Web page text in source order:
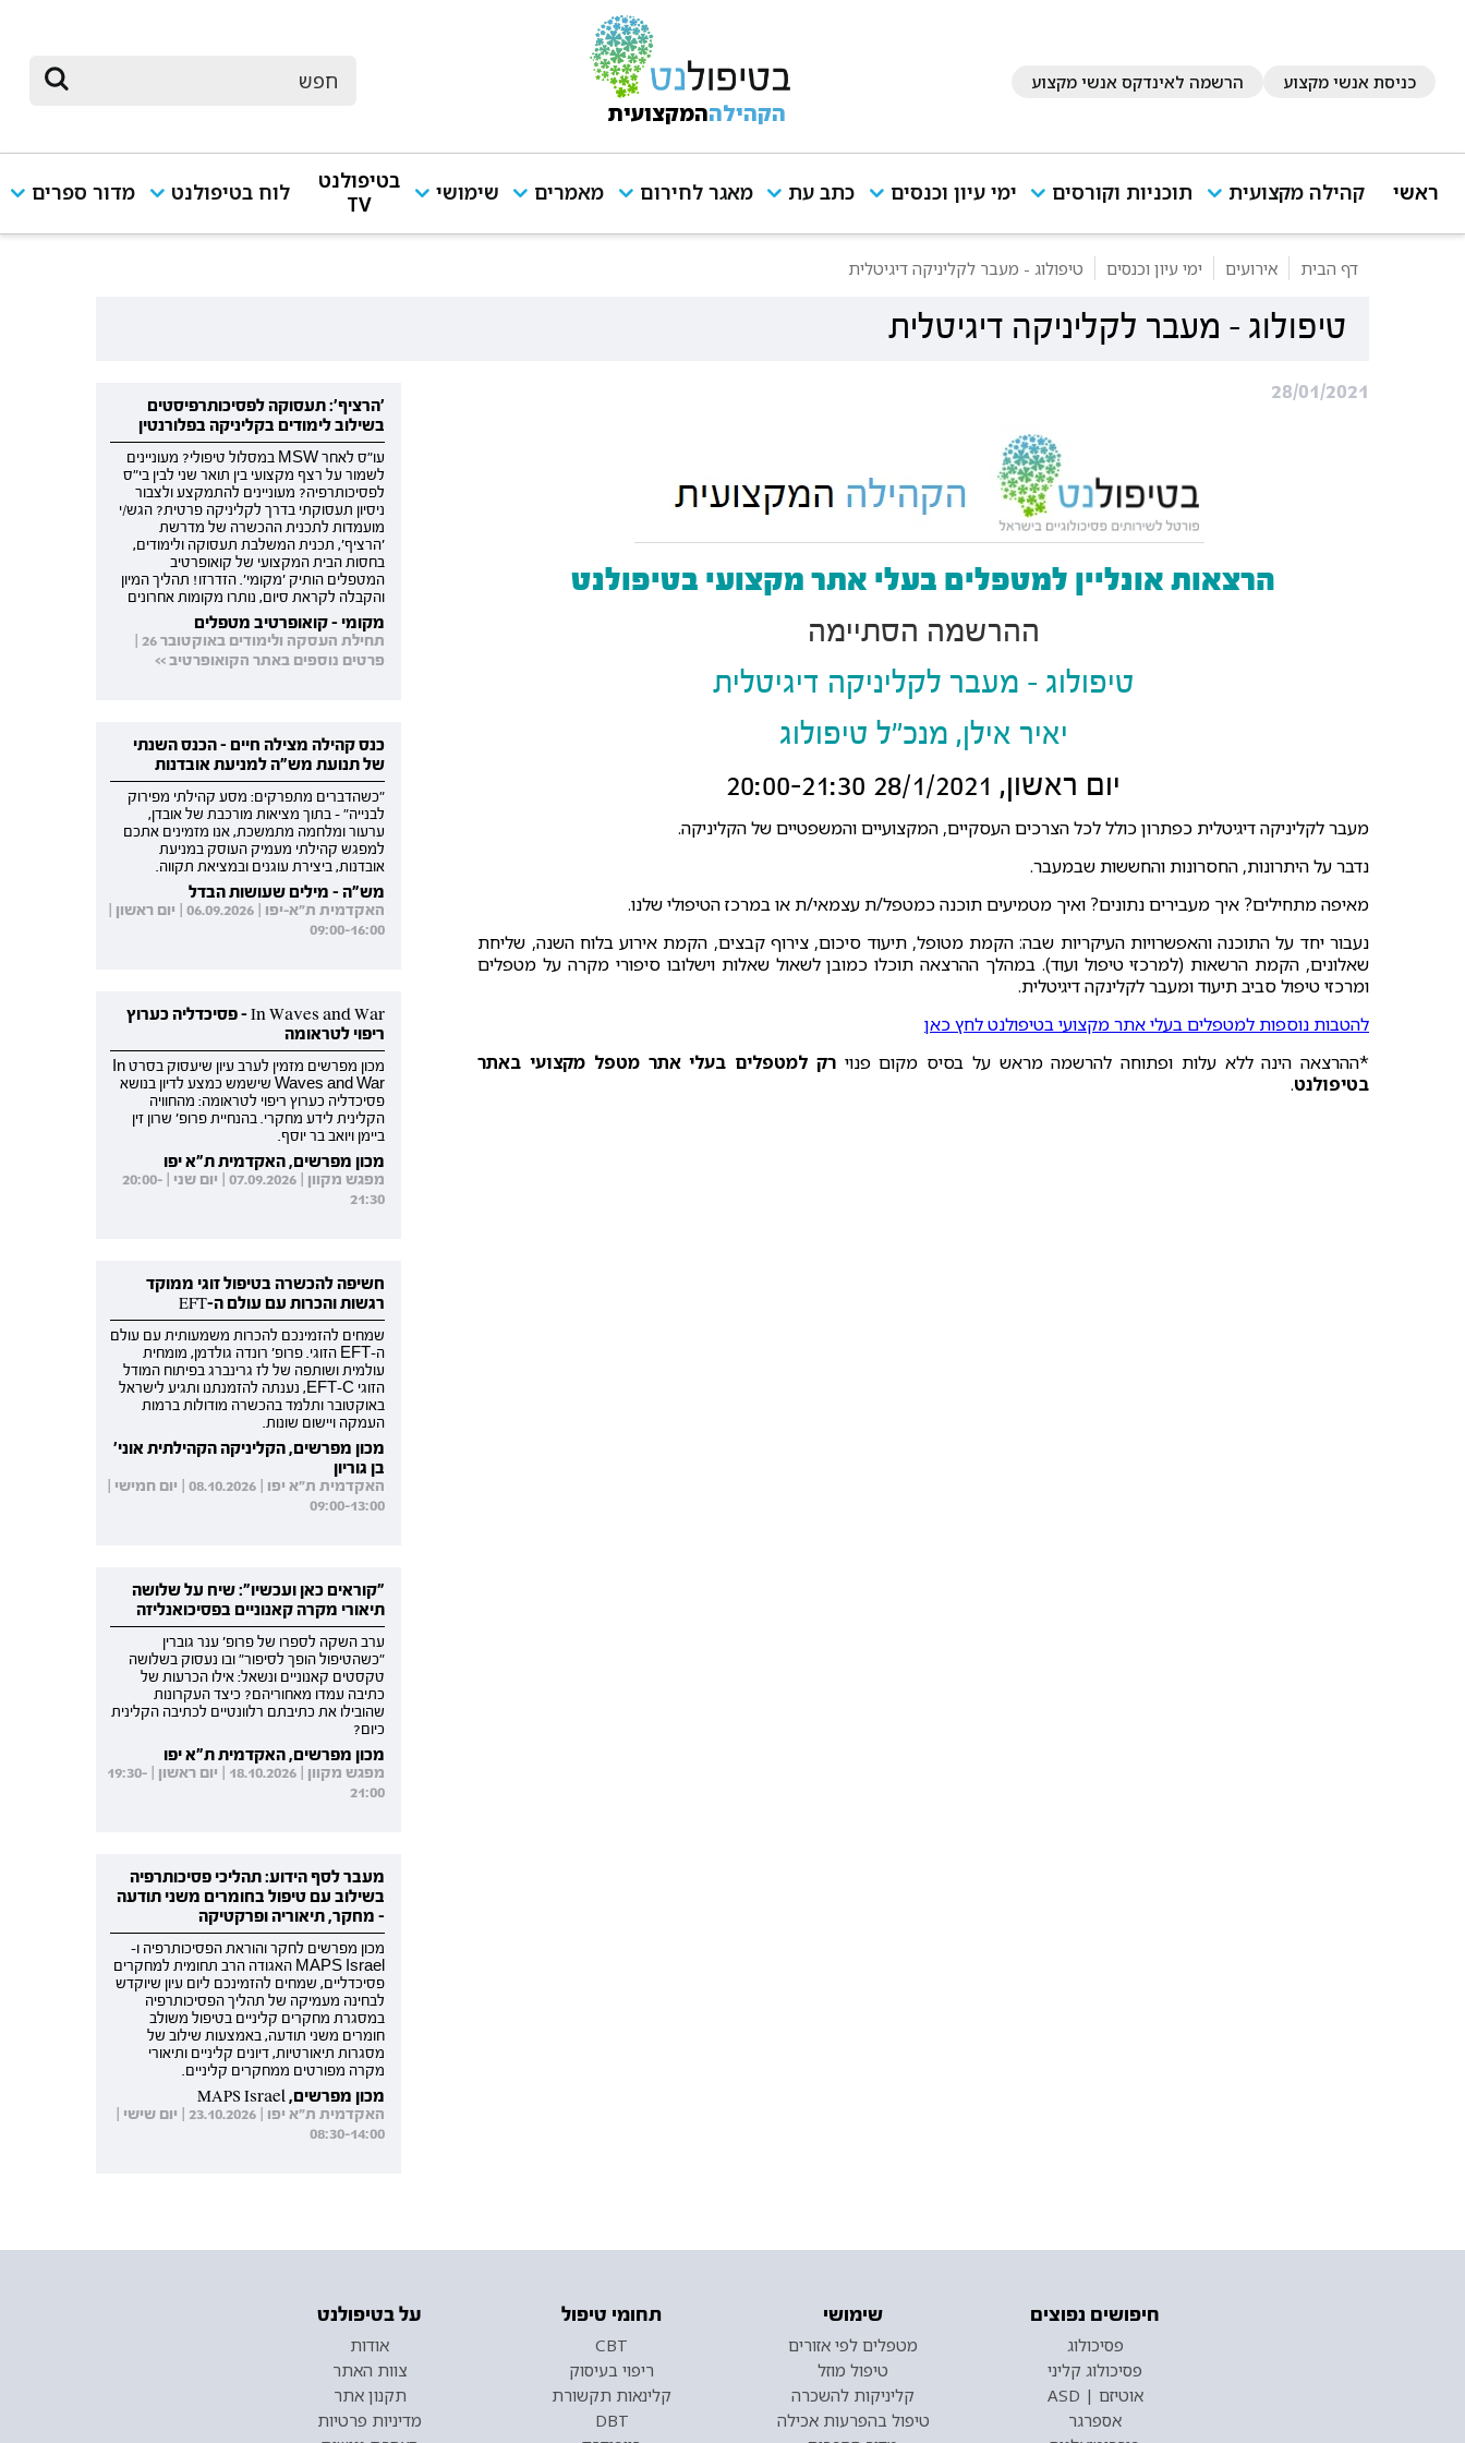
כניסת אנשי מקצוע הרשמה לאינדקס אנשי מקצוע
הקהילההמקצועית
ראשי קהילה מקצועית תוכניות וקורסים ימי עיון וכנסים כתב עת מאגר לחירום מאמרים שימושי
בטיפולנט
TV
לוח בטיפולנט מדור ספרים
דף הבית אירועים ימי עיון וכנסים טיפולוג - מעבר לקליניקה דיגיטלית
טיפולוג - מעבר לקליניקה דיגיטלית
28/01/2021
הרצאות אונליין למטפלים בעלי אתר מקצועי בטיפולנט
ההרשמה הסתיימה
טיפולוג - מעבר לקליניקה דיגיטלית
יאיר אילן, מנכ"ל טיפולוג
יום ראשון, 28/1/2021 20:00-21:30
מעבר לקליניקה דיגיטלית כפתרון כולל לכל הצרכים העסקיים, המקצועיים והמשפטיים של הקליניקה.
נדבר על היתרונות, החסרונות והחששות שבמעבר.
מאיפה מתחילים? איך מעבירים נתונים? ואיך מטמיעים תוכנה כמטפל/ת עצמאי/ת או במרכז הטיפולי שלנו.
נעבור יחד על התוכנה והאפשרויות העיקריות שבה: הקמת מטופל, תיעוד סיכום, צירוף קבצים, הקמת אירוע בלוח השנה, שליחת
שאלונים, הקמת הרשאות (למרכזי טיפול ועוד). במהלך ההרצאה תוכלו כמובן לשאול שאלות וישלובו סיפורי מקרה על מטפלים
ומרכזי טיפול סביב תיעוד ומעבר לקלינקה דיגיטלית.
להטבות נוספות למטפלים בעלי אתר מקצועי בטיפולנט לחץ כאן
*ההרצאה הינה ללא עלות ופתוחה להרשמה מראש על בסיס מקום פנוירק למטפלים בעלי אתר מטפל מקצועי באתר
בטיפולנט.
'הרציף': תעסוקה לפסיכותרפיסטים
בשילוב לימודים בקליניקה בפלורנטין
עו"ס לאחר MSW במסלול טיפולי? מעוניינים
לשמור על רצף מקצועי בין תואר שני לבין בי"ס
לפסיכותרפיה? מעוניינים להתמקצע ולצבור
ניסיון תעסוקתי בדרך לקליניקה פרטית? הגש/י
מועמדות לתכנית ההכשרה של מדרשת
'הרציף', תכנית המשלבת תעסוקה ולימודים,
בחסות הבית המקצועי של קואופרטיב
המטפלים הותיק 'מקומי'. הזדרזו! תהליך המיון
והקבלה לקראת סיום, נותרו מקומות אחרונים
מקומי - קואופרטיב מטפלים
תחילת העסקה ולימודים באוקטובר 26 |
פרטים נוספים באתר הקואופרטיב >>
כנס קהילה מצילה חיים - הכנס השנתי
של תנועת מש"ה למניעת אובדנות
"כשהדברים מתפרקים: מסע קהילתי מפירוק
לבנייה" - בתוך מציאות מורכבת של אובדן,
ערעור ומלחמה מתמשכת, אנו מזמינים אתכם
למפגש קהילתי מעמיק העוסק במניעת
אובדנות, ביצירת עוגנים ובמציאת תקווה.
מש"ה - מילים שעושות הבדל
האקדמית ת"א-יפו | 06.09.2026 | יום ראשון |
09:00-16:00
In Waves and War - פסיכדליה כערוץ
ריפוי לטראומה
מכון מפרשים מזמין לערב עיון שיעסוק בסרט In
Waves and War שישמש כמצע לדיון בנושא
פסיכדליה כערוץ ריפוי לטראומה: מהחוויה
הקלינית לידע מחקרי. בהנחיית פרופ' שרון זין
ביימן ויואב בר יוסף.
מכון מפרשים, האקדמית ת"א יפו
מפגש מקוון | 07.09.2026 | יום שני | 20:00-
21:30
חשיפה להכשרה בטיפול זוגי ממוקד
רגשות והכרות עם עולם ה-EFT
שמחים להזמינכם להכרות משמעותית עם עולם
ה-EFT הזוגי. פרופ' רונדה גולדמן, מומחית
עולמית ושותפה של לז גרינברג בפיתוח המודל
הזוגי EFT-C, נענתה להזמנתנו ותגיע לישראל
באוקטובר ותלמד בהכשרה מודולות ברמות
העמקה ויישום שונות.
מכון מפרשים, הקליניקה הקהילתית אוני'
בן גוריון
האקדמית ת"א יפו | 08.10.2026 | יום חמישי |
09:00-13:00
"קוראים כאן ועכשיו": שיח על שלושה
תיאורי מקרה קאנוניים בפסיכואנליזה
ערב השקה לספרו של פרופ' ענר גוברין
"כשהטיפול הופך לסיפור" ובו נעסוק בשלושה
טקסטים קאנוניים ונשאל: אילו הכרעות של
כתיבה עמדו מאחוריהם? כיצד העקרונות
שהובילו את כתיבתם רלוונטיים לכתיבה הקלינית
כיום?
מכון מפרשים, האקדמית ת"א יפו
מפגש מקוון | 18.10.2026 | יום ראשון | 19:30-
21:00
מעבר לסף הידוע: תהליכי פסיכותרפיה
בשילוב עם טיפול בחומרים משני תודעה
- מחקר, תיאוריה ופרקטיקה
מכון מפרשים לחקר והוראת הפסיכותרפיה ו-
MAPS Israel האגודה הרב תחומית למחקרים
פסיכדליים, שמחים להזמינכם ליום עיון שיוקדש
לבחינה מעמיקה של תהליך הפסיכותרפיה
במסגרת מחקרים קליניים בטיפול משולב
חומרים משני תודעה, באמצעות שילוב של
מסגרות תיאורטיות, דיונים קליניים ותיאורי
מקרה מפורטים ממחקרים קליניים.
מכון מפרשים, MAPS Israel
האקדמית ת"א יפו | 23.10.2026 | יום שישי |
08:30-14:00
חיפושים נפוצים
פסיכולוג
פסיכולוג קליני
אוטיזם | ASD
אספרגר
שימושי
מטפלים לפי אזורים
טיפול מוזל
קליניקות להשכרה
טיפול בהפרעות אכילה
תחומי טיפול
CBT
ריפוי בעיסוק
קלינאות תקשורת
DBT
על בטיפולנט
אודות
צוות האתר
תקנון אתר
מדיניות פרטיות